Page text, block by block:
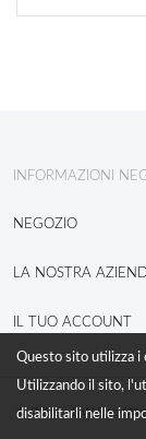
INFORMAZIONI
NEGOZIO
LA NOSTRA
IL TUO ACCOUNT
Questo sito utilizza i
Utilizzando il sito,
disabilitarli nelle
© 2026 - KW